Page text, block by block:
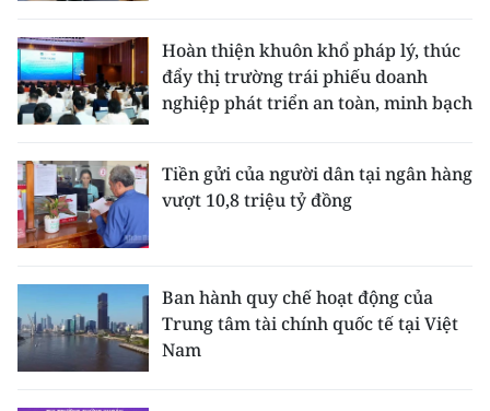
Hoàn thiện khuôn khổ pháp lý, thúc
đẩy thị trường trái phiếu doanh
nghiệp phát triển an toàn, minh bạch
Tiền gửi của người dân tại ngân hàng
vượt 10,8 triệu tỷ đồng
Ban hành quy chế hoạt động của
Trung tâm tài chính quốc tế tại Việt
Nam